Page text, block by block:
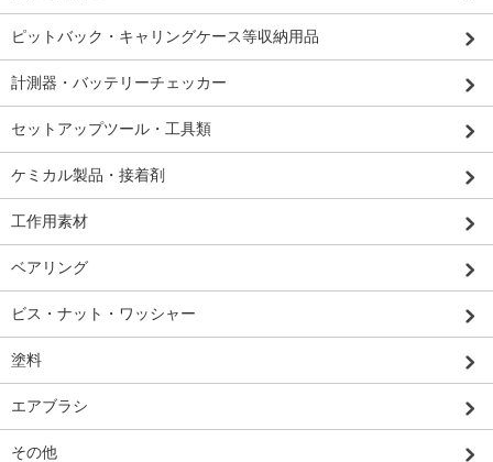
ピットバック・キャリングケース等収納用品
計測器・バッテリーチェッカー
セットアップツール・工具類
ケミカル製品・接着剤
工作用素材
ベアリング
ビス・ナット・ワッシャー
塗料
エアブラシ
その他